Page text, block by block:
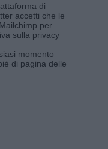
di
accetti che le
per
sulla privacy
momento
di pagina delle